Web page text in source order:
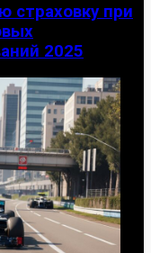
страховку при
2025